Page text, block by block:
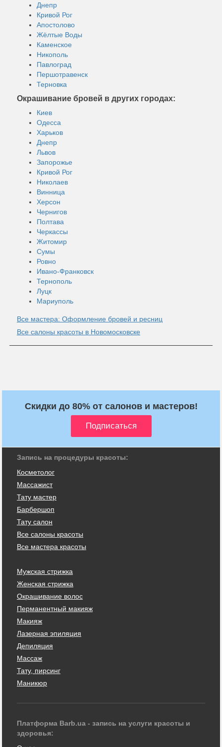
Днепр
Кривой Рог
Апостолово
Жёлтые Воды
Каменское
Никополь
Павлоград
Першотравенск
Терновка
Окрашивание бровей в других городах:
Киев
Одесса
Харьков
Днепр
Львов
Запорожье
Кривой Рог
Николаев
Винница
Херсон
Чернигов
Полтава
Черкассы
Житомир
Сумы
Ровно
Ивано-Франковск
Тернополь
Луцк
Мариуполь
Все мастера: Оформление бровей и ресниц
Все салоны красоты в Новомосковске
Скидки до 80% от салонов и мастеров!
Запись на процедуры красоты:
Косметолог
Массажист
Тату мастер
Барбершоп
Тату салон
Все салоны красоты
Все мастера красоты
Мужская стрижка
Женская стрижка
Окрашивание волос
Перманентный макияж
Макияж
Лазерная эпиляция
Депиляция
Массаж
Тату, пирсинг
Маникюр
Платформа Barb.ua - запись на услуги красоты и
здоровья: